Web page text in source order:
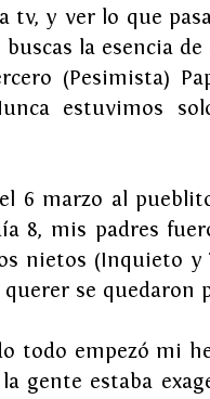
tv, y ver lo que
la esencia
(Pesimista)
estuvimos
6 marzo al
8, mis padres
nietos (Inquieto
querer se quedaron
todo empezó mi
gente estaba